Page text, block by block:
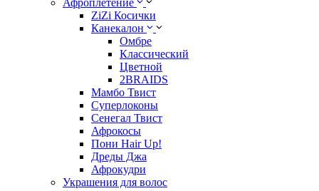
Афроплетение
ZiZi Косички
Канекалон
Омбре
Классический
Цветной
2BRAIDS
Мамбо Твист
Суперлоконы
Сенегал Твист
Афрокосы
Пони Hair Up!
Дреды Джа
Афрокудри
Украшения для волос